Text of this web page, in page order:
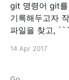
git 명령어 git를 사용하면서 잊어버리는 명령들을 하나씩
기록해두고자 작성합니다. ```git
파일을 찾고, ```git rm --cached``` 으로 staging area
지지 않습니다.
14 Apr 2017